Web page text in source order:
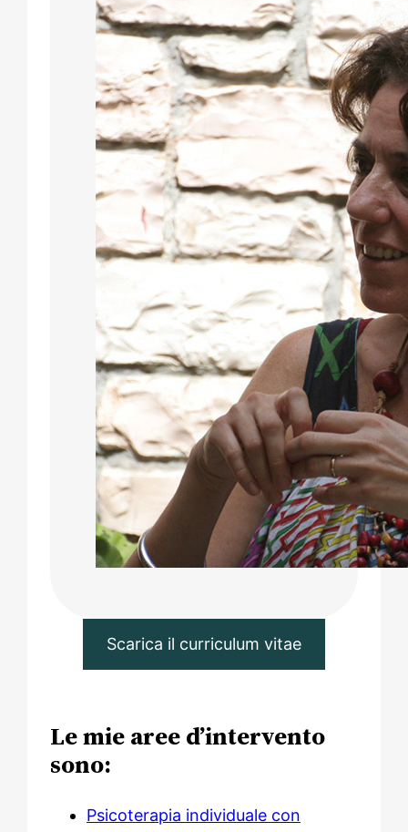
Scarica il curriculum vitae
Le mie aree d’intervento
sono:
Psicoterapia individuale con